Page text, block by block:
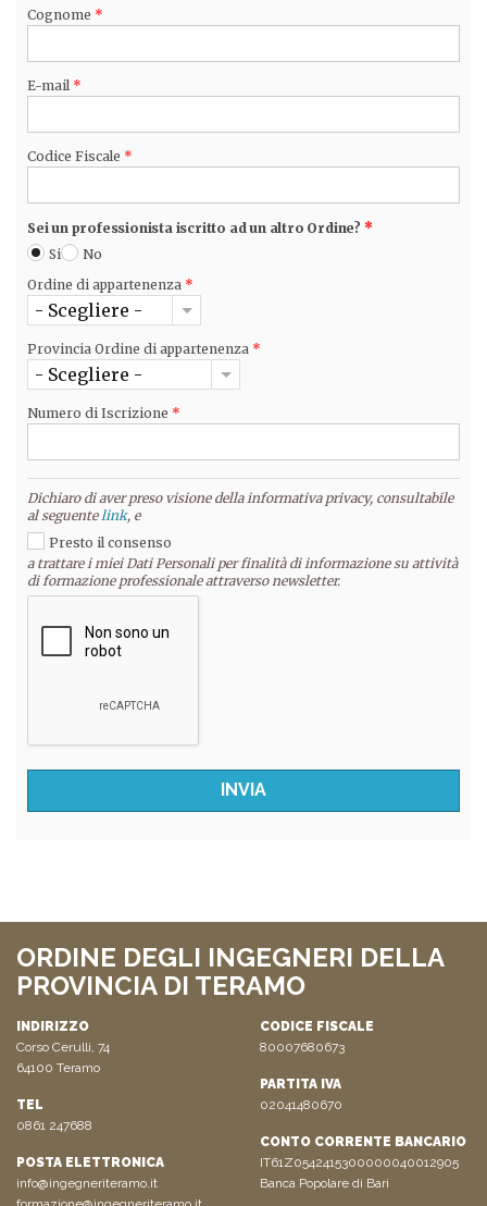
Cognome *
E-mail *
Codice Fiscale *
Sei un professionista iscritto ad un altro Ordine? *
Si
No
Ordine di appartenenza *
- Scegliere -
Provincia Ordine di appartenenza *
- Scegliere -
Numero di Iscrizione *
Dichiaro di aver preso visione della informativa privacy, consultabile
al seguentelink, e
Presto il consenso
a trattare i miei Dati Personali per finalità di informazione su attività
di formazione professionale attraverso newsletter.
ORDINE DEGLI INGEGNERI DELLA
PROVINCIA DI TERAMO
INDIRIZZO
Corso Cerulli, 74
64100 Teramo
TEL
0861 247688
POSTA ELETTRONICA
info@ingegneriteramo.it
CODICE FISCALE
80007680673
PARTITA IVA
02041480670
CONTO CORRENTE BANCARIO
IT61Z0542415300000040012905
Banca Popolare di Bari